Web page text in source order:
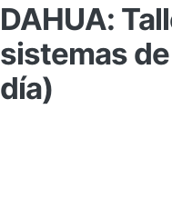
DAHUA:
sistemas
día)